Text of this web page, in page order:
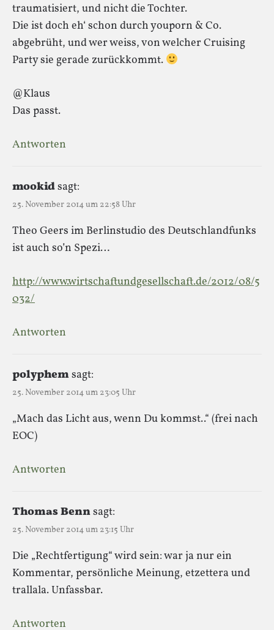
traumatisiert, und nicht die Tochter.
Die ist doch eh‘ schon durch youporn & Co.
abgebrüht, und wer weiss, von welcher Cruising
Party sie gerade zurückkommt.
@Klaus
Das passt.
Antworten
mookidsagt:
25. November 2014 um 22:58 Uhr
Theo Geers im Berlinstudio des Deutschlandfunks
ist auch so’n Spezi…
http://www.wirtschaftundgesellschaft.de/2012/08/5
032/
Antworten
polyphemsagt:
25. November 2014 um 23:05 Uhr
„Mach das Licht aus, wenn Du kommst..“ (frei nach
EOC)
Antworten
Thomas Bennsagt:
25. November 2014 um 23:15 Uhr
Die „Rechtfertigung“ wird sein: war ja nur ein
Kommentar, persönliche Meinung, etzettera und
trallala. Unfassbar.
Antworten